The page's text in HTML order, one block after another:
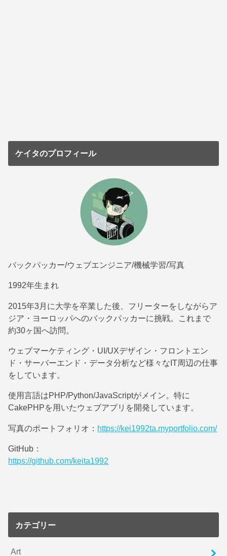
ケイタのプロフィール
バックパッカー/ウェブエンジニア/機械学習/写真
1992年生まれ
2015年3月に大学を卒業した後、フリーターをしながらア
ジア・ヨーロッパへのバックパッカーに挑戦。これまで
約30ヶ国へ訪問。
ウェブマーケティング・UI/UXデザイン・フロントエン
ド・サーバーエンド・データ分析など様々なIT周辺の仕事
をしています。
使用言語はPHP/Python/JavaScriptがメイン。特に
CakePHPを用いたウェブアプリを開発しています。
写真のポートフォリオ： https://kei1992ta.myportfolio.com/
GitHub：
https://github.com/keita1992
カテゴリー
Art